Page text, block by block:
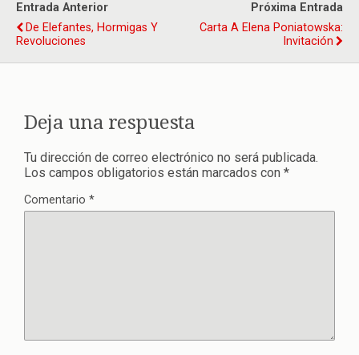
Entrada Anterior
De Elefantes, Hormigas Y
Revoluciones
Próxima Entrada
Carta A Elena Poniatowska:
Invitación
Deja una respuesta
Tu dirección de correo electrónico no será publicada.
Los campos obligatorios están marcados con *
Comentario *